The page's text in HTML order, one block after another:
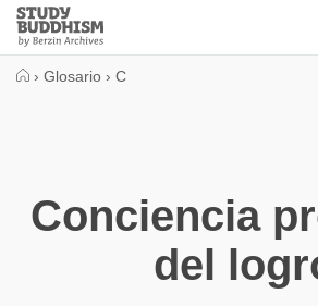
Close
Study
Buddhism
› Glosario › C
Conciencia
del